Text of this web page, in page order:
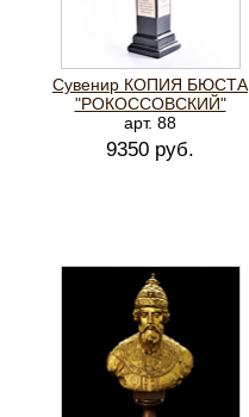
Сувенир КОПИЯ БЮСТА
"РОКОССОВСКИЙ"
арт. 88
9350 руб.